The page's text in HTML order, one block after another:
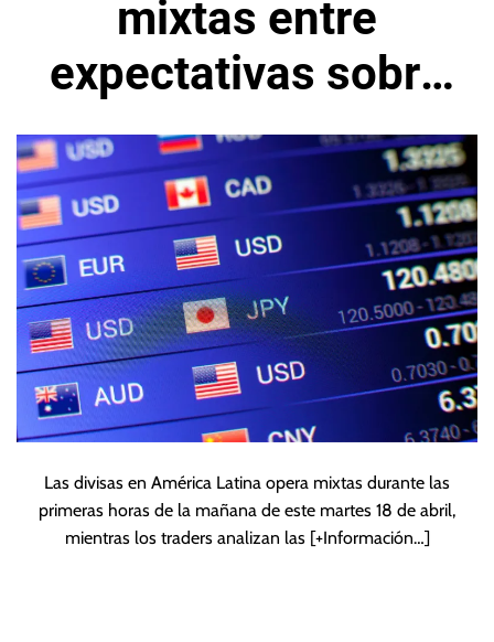
mixtas entre
expectativas sobre
Fed y dato
provenientes de
China
Las divisas en América Latina opera mixtas durante las
primeras horas de la mañana de este martes 18 de abril,
mientras los traders analizan las [+Información…]